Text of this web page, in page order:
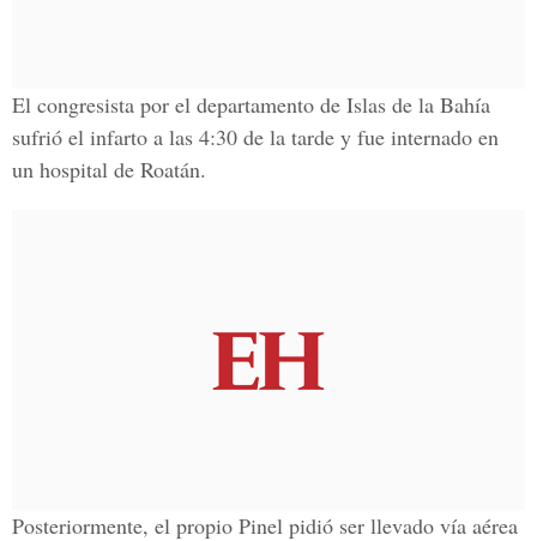
El congresista por el departamento de Islas de la Bahía
sufrió el infarto a las 4:30 de la tarde y fue internado en
un hospital de Roatán.
Posteriormente, el propio Pinel pidió ser llevado vía aérea